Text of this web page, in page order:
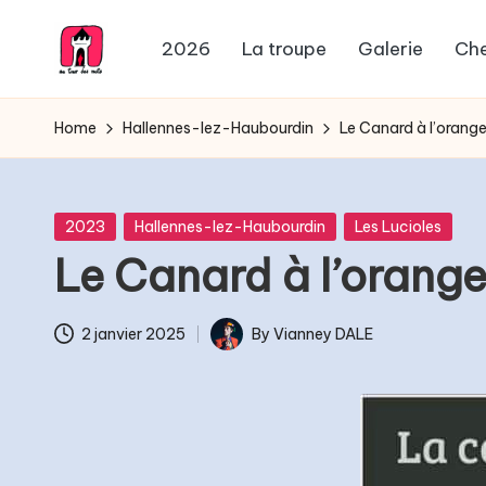
contentA
u
o
u
r
Troupe
de
théâtre
2026 La troupe Galerie
Home Hallennes-lez-Haubourdin Le Canard à
Posted
2023 Hallennes-lez-Haubourdin Les Lucioles
Le Canard à
2 janvier 2025
Posted
ByVianney DALE